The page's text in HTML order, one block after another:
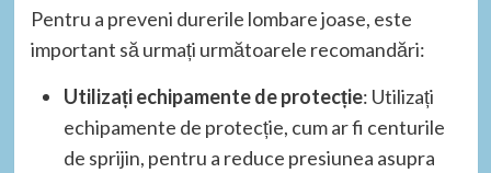
Pentru a preveni durerile lombare joase, este
important să urmați următoarele recomandări:
Utilizați echipamente de protecție: Utilizați
echipamente de protecție, cum ar fi centurile
de sprijin, pentru a reduce presiunea asupra